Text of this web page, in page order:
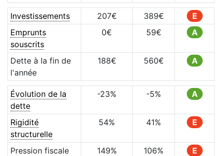
Investissements 207€ 389€
E
Emprunts
souscrits
0€ 59€ A
Dette à la fin de
l'année
188€ 560€ A
Évolution de la
dette
-23% -5% A
Rigidité
structurelle
54% 41% E
Pression fiscale 149% 106% E